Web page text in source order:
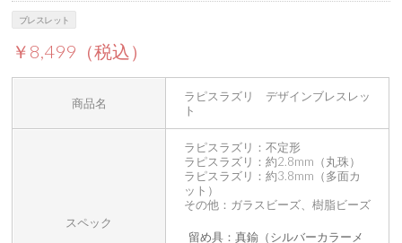
ブレスレット
￥8,499（税込）
商品名
ラピスラズリ デザインブレスレッ
ト
スペック
ラピスラズリ：不定形
ラピスラズリ：約2.8mm（丸珠）
ラピスラズリ：約3.8mm（多面カ
ット）
その他：ガラスビーズ、樹脂ビーズ
留め具：真鍮（シルバーカラーメ